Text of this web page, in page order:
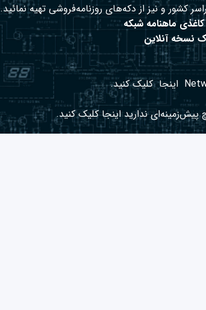
کشور و نیز از دکه‌های روزنامه‌فروشی تهیه نمائید.
ماهنامه شبکه
نسخه آنلاین
اینجا کلیک کنید.
پیش‌زمینه‌ای نداریداینجا کلیک کنید.